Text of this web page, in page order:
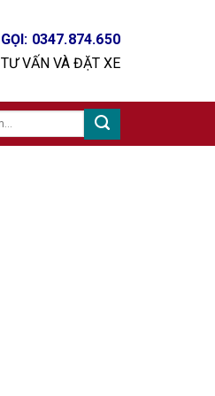
GỌI: 0347.874.650
TƯ VẤN VÀ ĐẶT XE